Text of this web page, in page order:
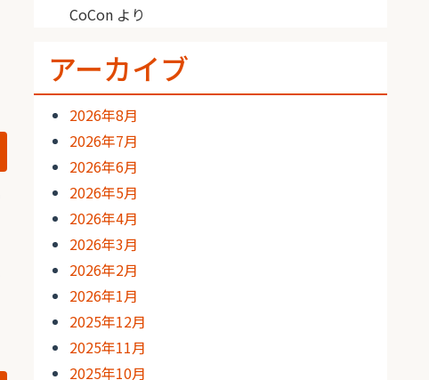
CoCon より
アーカイブ
2026年8月
2026年7月
2026年6月
2026年5月
2026年4月
2026年3月
2026年2月
2026年1月
2025年12月
2025年11月
2025年10月